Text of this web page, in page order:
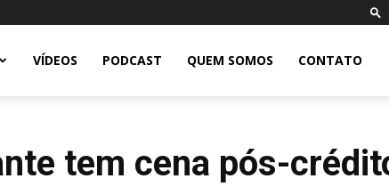
VÍDEOS PODCAST QUEM SOMOS CONTATO
tem cena pós-